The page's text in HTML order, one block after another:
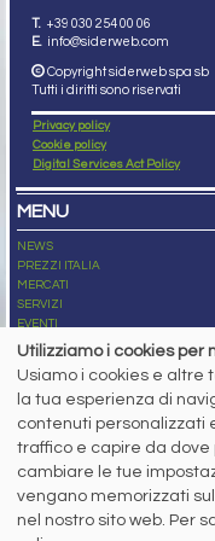
T. +39 030 254 00 06
E. info@siderweb.com
Copyright siderweb spa sb
Tutti i diritti sono riservati
Privacy policy
Cookie policy
Digital Services Act Policy
MENU
NEWS
PREZZI ITALIA
MERCATI
SERVIZI
EVENTI
ABBONAMENTI
NEWSLETTER
Capitale Sociale: 190.000€
Registro delle Imprese di
Codice Fiscale e Partita I.V.A.:
R.E.A. n. 419331
www.siderweb.com:
marzo 2004, Iscrizione al R.O.C.
Direttrice Responsabile:
Utilizziamo i cookies per
Usiamo i cookies e
la tua esperienza di
contenuti personalizzati
traffico e capire da dove
cambiare le tue
vengano memorizzati
nel nostro sito web. Per